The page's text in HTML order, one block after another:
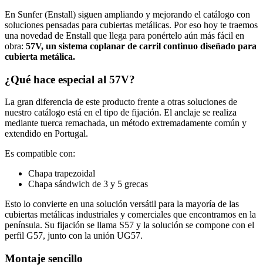
En Sunfer (Enstall) siguen ampliando y mejorando el catálogo con
soluciones pensadas para cubiertas metálicas. Por eso hoy te traemos
una novedad de Enstall que llega para ponértelo aún más fácil en
obra: 57V, un sistema coplanar de carril continuo diseñado para
cubierta metálica.
¿Qué hace especial al 57V?
La gran diferencia de este producto frente a otras soluciones de
nuestro catálogo está en el tipo de fijación. El anclaje se realiza
mediante tuerca remachada, un método extremadamente común y
extendido en Portugal.
Es compatible con:
Chapa trapezoidal
Chapa sándwich de 3 y 5 grecas
Esto lo convierte en una solución versátil para la mayoría de las
cubiertas metálicas industriales y comerciales que encontramos en la
península. Su fijación se llama S57 y la solución se compone con el
perfil G57, junto con la unión UG57.
Montaje sencillo